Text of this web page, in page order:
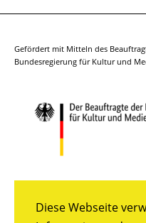
Diese Webseite
auf
auf
Gefördert mit Mitteln des
Bundesregierung für Kultur und